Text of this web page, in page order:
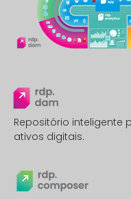
Repositório inteligente
ativos digitais.